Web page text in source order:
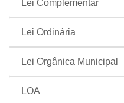
Lei Complementar
Lei Ordinária
Lei Orgânica Municipal
LOA